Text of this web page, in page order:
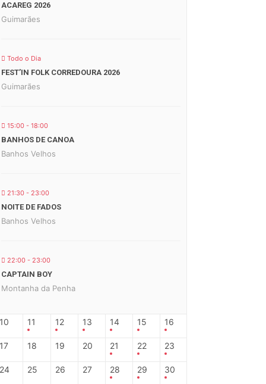
ACAREG 2026
Guimarães
Todo o Dia
FEST’IN FOLK CORREDOURA 2026
Guimarães
15:00 - 18:00
BANHOS DE CANOA
Banhos Velhos
21:30 - 23:00
NOITE DE FADOS
Banhos Velhos
22:00 - 23:00
CAPTAIN BOY
Montanha da Penha
10 11 12 13 14 15 16
17 18 19 20 21 22 23
24 25 26 27 28 29 30